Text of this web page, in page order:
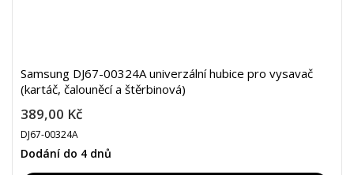
Samsung DJ67-00324A univerzální hubice pro vysavač
(kartáč, čalouněcí a štěrbinová)
389,00 Kč
DJ67-00324A
Dodání do 4 dnů